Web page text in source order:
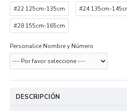
#22 125cm-135cm #24 135cm-
#28 155cm-165cm
Personalice Nombre y Número
DESCRIPCIÓN